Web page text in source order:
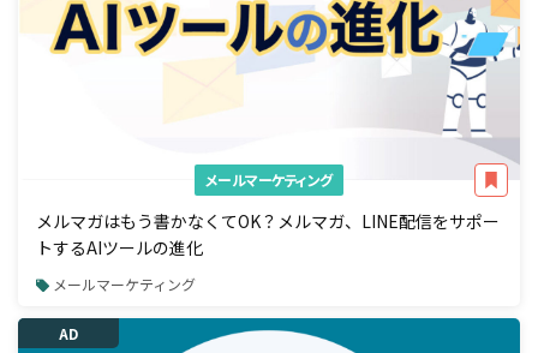
メールマーケティング
メルマガはもう書かなくてOK？メルマガ、LINE配信をサポー
トするAIツールの進化
メールマーケティング
AD